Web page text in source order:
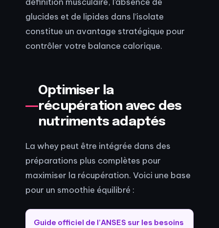
glucides et de lipides dans l’isolate
constitue un avantage stratégique pour
contrôler votre balance calorique.
Optimiser la
récupération avec des
nutriments adaptés
La whey peut être intégrée dans des
préparations plus complètes pour
maximiser la récupération. Voici une base
pour un smoothie équilibré :
Guide officiel de l’ANSES sur les besoins